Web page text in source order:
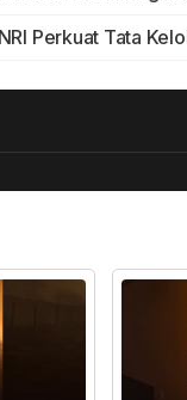
Perkuat Tata